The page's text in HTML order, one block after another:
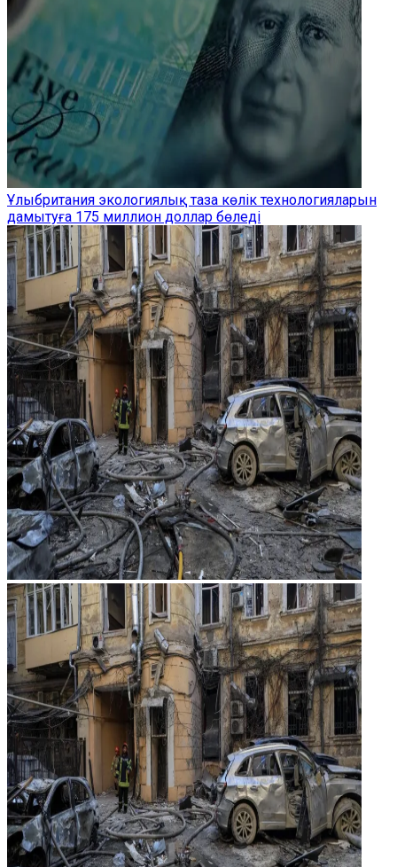
Ұлыбритания экологиялық таза көлік технологияларын
дамытуға 175 миллион доллар бөледі